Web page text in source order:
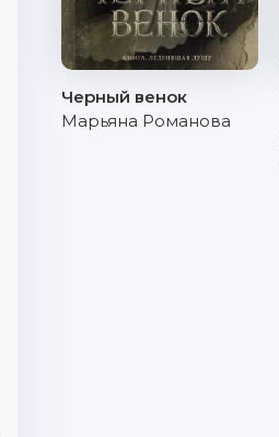
Черный венок
Марьяна Романова